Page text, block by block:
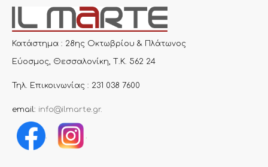
Κατάστημα : 28ης Οκτωβρίου & Πλάτωνος
Εύοσμος, Θεσσαλονίκη, Τ.Κ. 562 24
Τηλ. Επικοινωνίας : 231 038 7600
email: info@ilmarte.gr.